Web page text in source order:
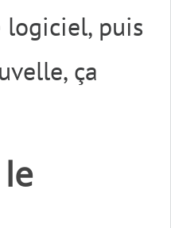
logiciel, puis
ça